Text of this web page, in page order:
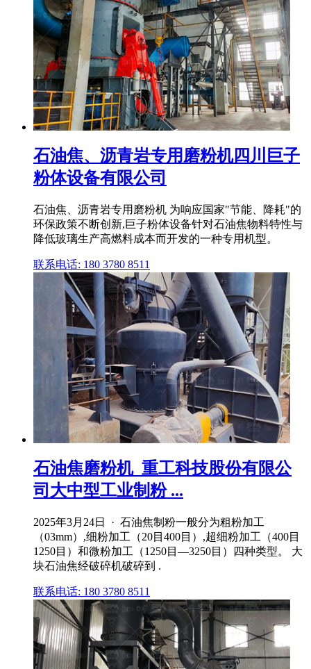
石油焦、沥青岩专用磨粉机四川巨子
粉体设备有限公司
石油焦、沥青岩专用磨粉机 为响应国家"节能、降耗"的
环保政策不断创新,巨子粉体设备针对石油焦物料特性与
降低玻璃生产高燃料成本而开发的一种专用机型。
联系电话: 180 3780 8511
石油焦磨粉机_重工科技股份有限公
司大中型工业制粉 ...
2025年3月24日 · 石油焦制粉一般分为粗粉加工
（03mm）,细粉加工（20目400目）,超细粉加工（400目
1250目）和微粉加工（1250目—3250目）四种类型。 大
块石油焦经破碎机破碎到 .
联系电话: 180 3780 8511